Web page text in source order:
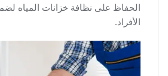
الحفاظ على نظافة خزانات المياه
الأفراد.